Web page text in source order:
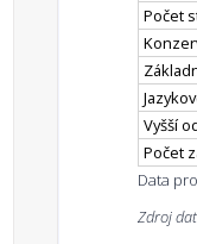
Počet
Vyšší
Počet
Data
Zdroj